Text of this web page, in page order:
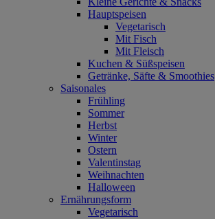
Hauptspeisen
Vegetarisch
Mit Fisch
Mit Fleisch
Kuchen & Süßspeisen
Getränke, Säfte & Smoothies
Saisonales
Frühling
Sommer
Herbst
Winter
Ostern
Valentinstag
Weihnachten
Halloween
Ernährungsform
Vegetarisch